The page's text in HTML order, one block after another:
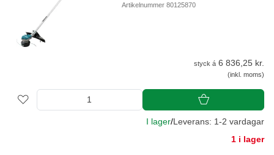
Artikelnummer 80125870
styck á 6 836,25 kr.
(inkl. moms)
I lager/Leverans: 1-2 vardagar
1 i lager